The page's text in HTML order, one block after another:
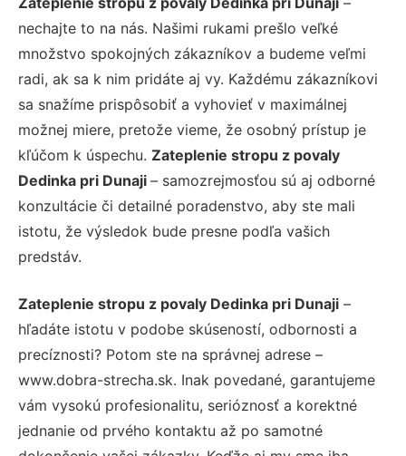
nechajte to na nás. Našimi rukami prešlo veľké
množstvo spokojných zákazníkov a budeme veľmi
radi, ak sa k nim pridáte aj vy. Každému zákazníkovi
sa snažíme prispôsobiť a vyhovieť v maximálnej
možnej miere, pretože vieme, že osobný prístup je
kľúčom k úspechu. Zateplenie stropu z povaly
Dedinka pri Dunaji – samozrejmosťou sú aj odborné
konzultácie či detailné poradenstvo, aby ste mali
istotu, že výsledok bude presne podľa vašich
predstáv.
Zateplenie stropu z povaly Dedinka pri Dunaji –
hľadáte istotu v podobe skúseností, odbornosti a
precíznosti? Potom ste na správnej adrese –
www.dobra-strecha.sk. Inak povedané, garantujeme
vám vysokú profesionalitu, serióznosť a korektné
jednanie od prvého kontaktu až po samotné